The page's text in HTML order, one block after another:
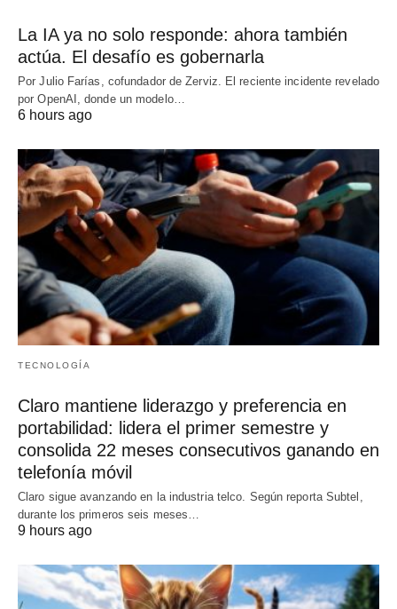
La IA ya no solo responde: ahora también
actúa. El desafío es gobernarla
Por Julio Farías, cofundador de Zerviz. El reciente incidente revelado
por OpenAI, donde un modelo…
6 hours ago
TECNOLOGÍA
Claro mantiene liderazgo y preferencia en
portabilidad: lidera el primer semestre y
consolida 22 meses consecutivos ganando en
telefonía móvil
Claro sigue avanzando en la industria telco. Según reporta Subtel,
durante los primeros seis meses…
9 hours ago